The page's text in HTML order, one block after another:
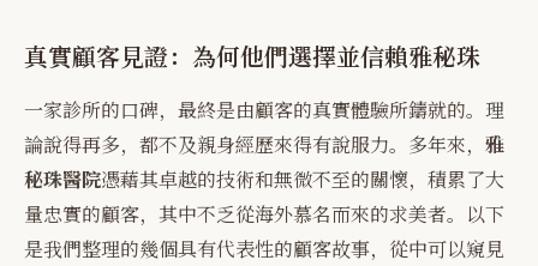
真實顧客見證：為何他們選擇並信賴雅秘珠
一家診所的口碑，最終是由顧客的真實體驗所鑄就的。理
論說得再多，都不及親身經歷來得有說服力。多年來， 雅
秘珠醫院憑藉其卓越的技術和無微不至的關懷，積累了大
量忠實的顧客，其中不乏從海外慕名而來的求美者。以下
是我們整理的幾個具有代表性的顧客故事，從中可以窺見